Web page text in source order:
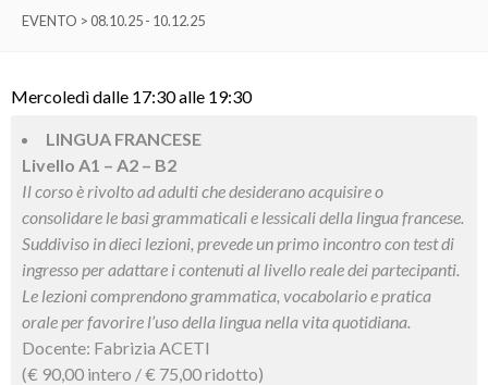
EVENTO > 08.10.25 - 10.12.25
Mercoledì dalle 17:30 alle 19:30
LINGUA FRANCESE
Livello A1 – A2 – B2
Il corso è rivolto ad adulti che desiderano acquisire o
consolidare le basi grammaticali e lessicali della lingua francese.
Suddiviso in dieci lezioni, prevede un primo incontro con test di
ingresso per adattare i contenuti al livello reale dei partecipanti.
Le lezioni comprendono grammatica, vocabolario e pratica
orale per favorire l’uso della lingua nella vita quotidiana.
Docente: Fabrizia ACETI
(€ 90,00 intero / € 75,00 ridotto)